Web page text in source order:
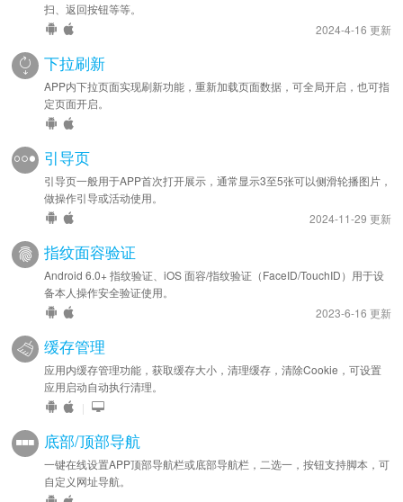
扫、返回按钮等等。
2024-4-16 更新
下拉刷新
APP内下拉页面实现刷新功能，重新加载页面数据，可全局开启，也可指
定页面开启。
引导页
引导页一般用于APP首次打开展示，通常显示3至5张可以侧滑轮播图片，
做操作引导或活动使用。
2024-11-29 更新
指纹面容验证
Android 6.0+ 指纹验证、iOS 面容/指纹验证（FaceID/TouchID）用于设
备本人操作安全验证使用。
2023-6-16 更新
缓存管理
应用内缓存管理功能，获取缓存大小，清理缓存，清除Cookie，可设置
应用启动自动执行清理。
|
底部/顶部导航
一键在线设置APP顶部导航栏或底部导航栏，二选一，按钮支持脚本，可
自定义网址导航。